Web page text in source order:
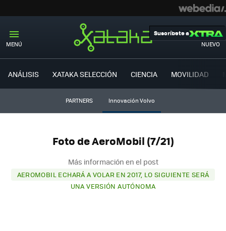
MENÚ NUEVO
Suscríbete a
ANÁLISIS XATAKA SELECCIÓN CIENCIA MOVILIDAD
PARTNERS Innovación Volvo
Foto de AeroMobil (7/21)
Más información en el post
AEROMOBIL ECHARÁ A VOLAR EN 2017, LO SIGUIENTE SERÁ
UNA VERSIÓN AUTÓNOMA